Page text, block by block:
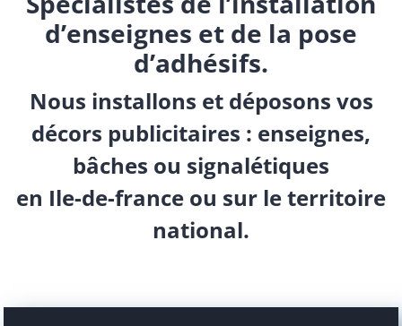
d’enseignes et de la pose
d’adhésifs.
Nous installons et déposons vos
décors publicitaires : enseignes,
bâches ou signalétiques
en Ile-de-france ou sur le territoire
national.